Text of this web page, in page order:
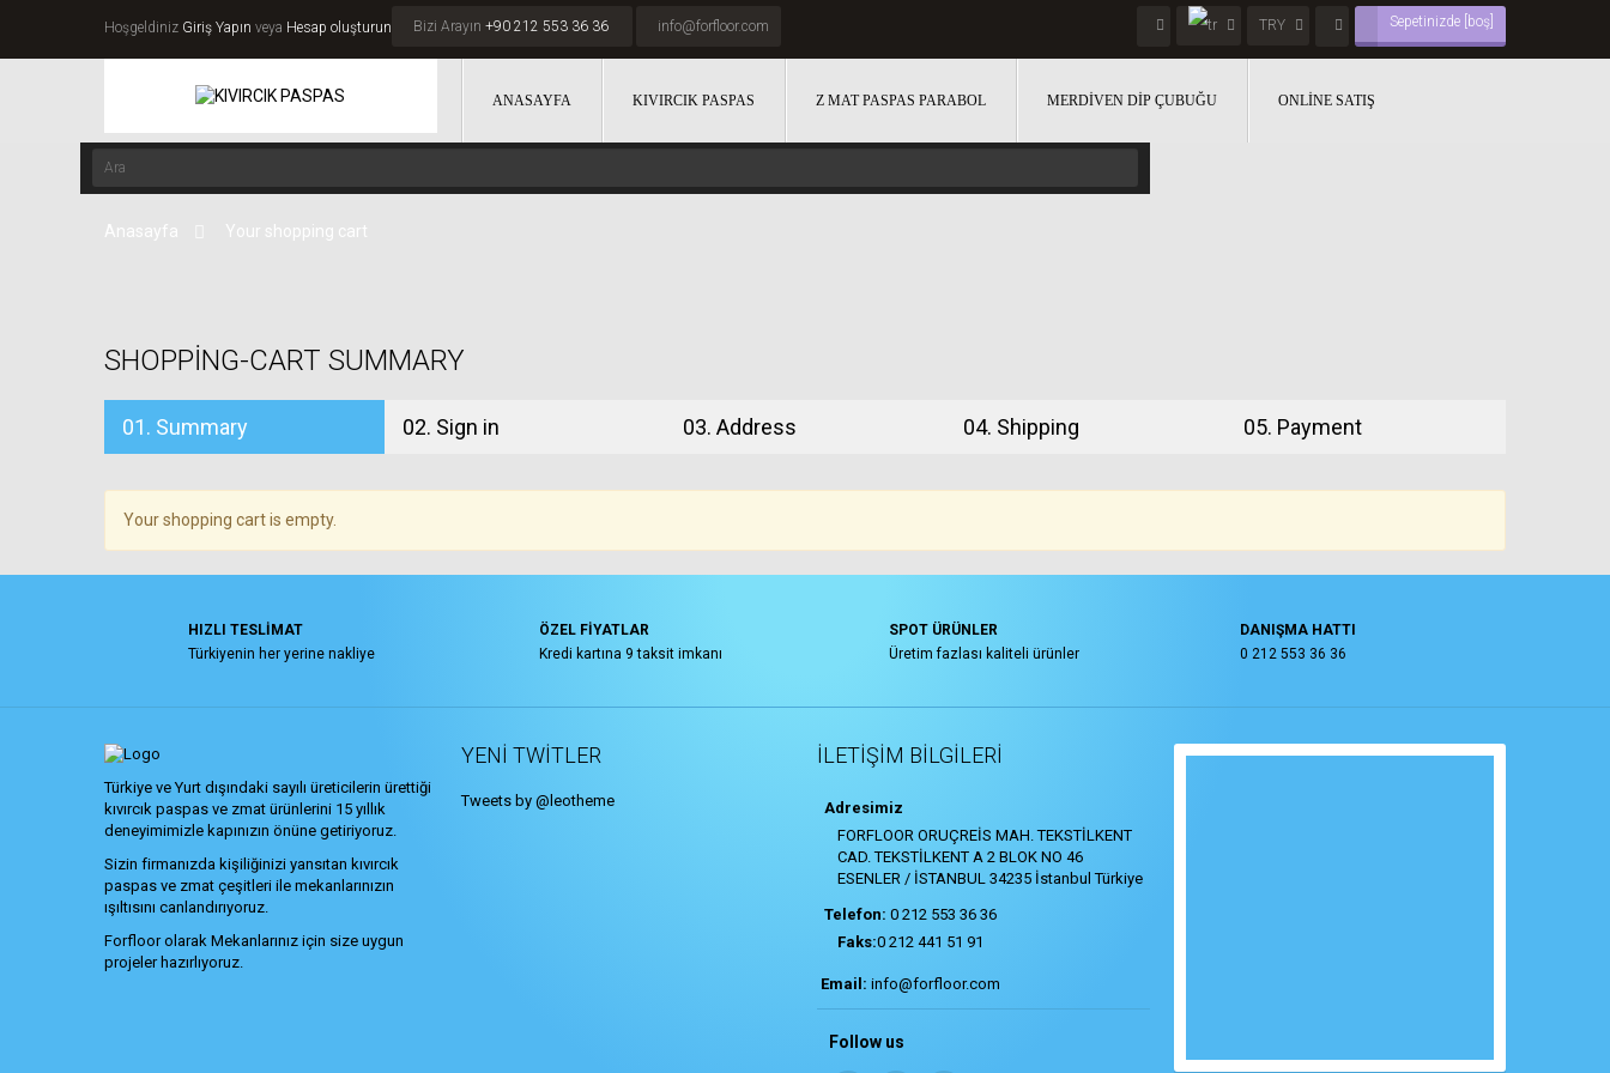
Sepetinizde [boş]
Hoşgeldiniz Giriş Yapın veya Hesap oluşturun TRY
Bizi Arayın +90 212 553 36 36 info@forfloor.com
ANASAYFA KIVIRCIK PASPAS Z MAT PASPAS PARABOL MERDIVEN DIP ÇUBUĞU ONLINE SATIŞ
Anasayfa Your shopping cart
SHOPPING-CART SUMMARY
01. Summary 02. Sign in 03. Address 04. Shipping 05. Payment
Your shopping cart is empty.
HIZLI TESLİMAT
Türkiyenin her yerine nakliye
ÖZEL FİYATLAR
Kredi kartına 9 taksit imkanı
SPOT ÜRÜNLER
Üretim fazlası kaliteli ürünler
DANIŞMA HATTI
0 212 553 36 36
Türkiye ve Yurt dışındaki sayılı üreticilerin ürettiği
kıvırcık paspas ve zmat ürünlerini 15 yıllık
deneyimimizle kapınızın önüne getiriyoruz.
Sizin firmanızda kişiliğinizi yansıtan kıvırcık
paspas ve zmat çeşitleri ile mekanlarınızın
ışıltısını canlandırıyoruz.
Forfloor olarak Mekanlarınız için size uygun
projeler hazırlıyoruz.
YENI TWITLER
Tweets by @leotheme
İLETIŞIM BILGILERI
Adresimiz
FORFLOOR ORUÇREİS MAH. TEKSTİLKENT
CAD. TEKSTİLKENT A 2 BLOK NO 46
ESENLER / İSTANBUL 34235 İstanbul Türkiye
Telefon: 0 212 553 36 36
Faks:0 212 441 51 91
Email: info@forfloor.com
Follow us